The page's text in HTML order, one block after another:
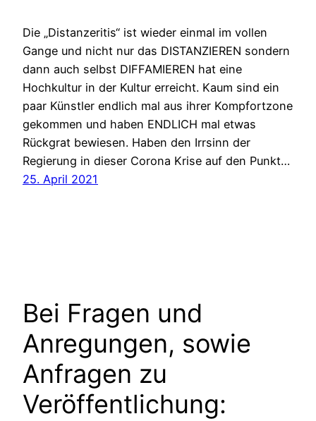
Die „Distanzeritis“ ist wieder einmal im vollen
Gange und nicht nur das DISTANZIEREN sondern
dann auch selbst DIFFAMIEREN hat eine
Hochkultur in der Kultur erreicht. Kaum sind ein
paar Künstler endlich mal aus ihrer Kompfortzone
gekommen und haben ENDLICH mal etwas
Rückgrat bewiesen. Haben den Irrsinn der
Regierung in dieser Corona Krise auf den Punkt…
25. April 2021
Bei Fragen und
Anregungen, sowie
Anfragen zu
Veröffentlichung: